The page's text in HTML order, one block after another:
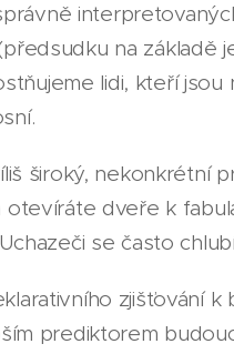
na
lidi, kteří
široký, nekonkrétní
otevíráte dveře k
se často
zjišťování k
prediktorem